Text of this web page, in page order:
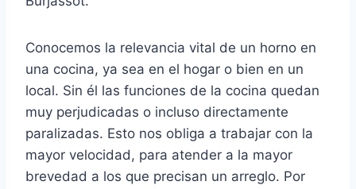
Conocemos la relevancia vital de un horno en
una cocina, ya sea en el hogar o bien en un
local. Sin él las funciones de la cocina quedan
muy perjudicadas o incluso directamente
paralizadas. Esto nos obliga a trabajar con la
mayor velocidad, para atender a la mayor
brevedad a los que precisan un arreglo. Por